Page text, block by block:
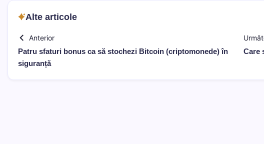
Alte articole
Anterior
Patru sfaturi bonus ca să stochezi Bitcoin (criptomonede) în
siguranță
Care